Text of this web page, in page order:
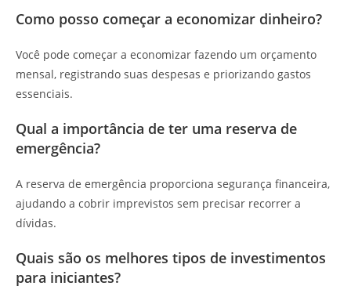
Como posso começar a economizar dinheiro?
Você pode começar a economizar fazendo um orçamento
mensal, registrando suas despesas e priorizando gastos
essenciais.
Qual a importância de ter uma reserva de
emergência?
A reserva de emergência proporciona segurança financeira,
ajudando a cobrir imprevistos sem precisar recorrer a
dívidas.
Quais são os melhores tipos de investimentos
para iniciantes?